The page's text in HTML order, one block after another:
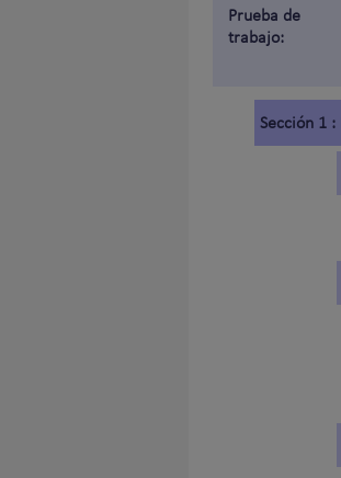
Prueba de
trabajo:
Sección 1 :